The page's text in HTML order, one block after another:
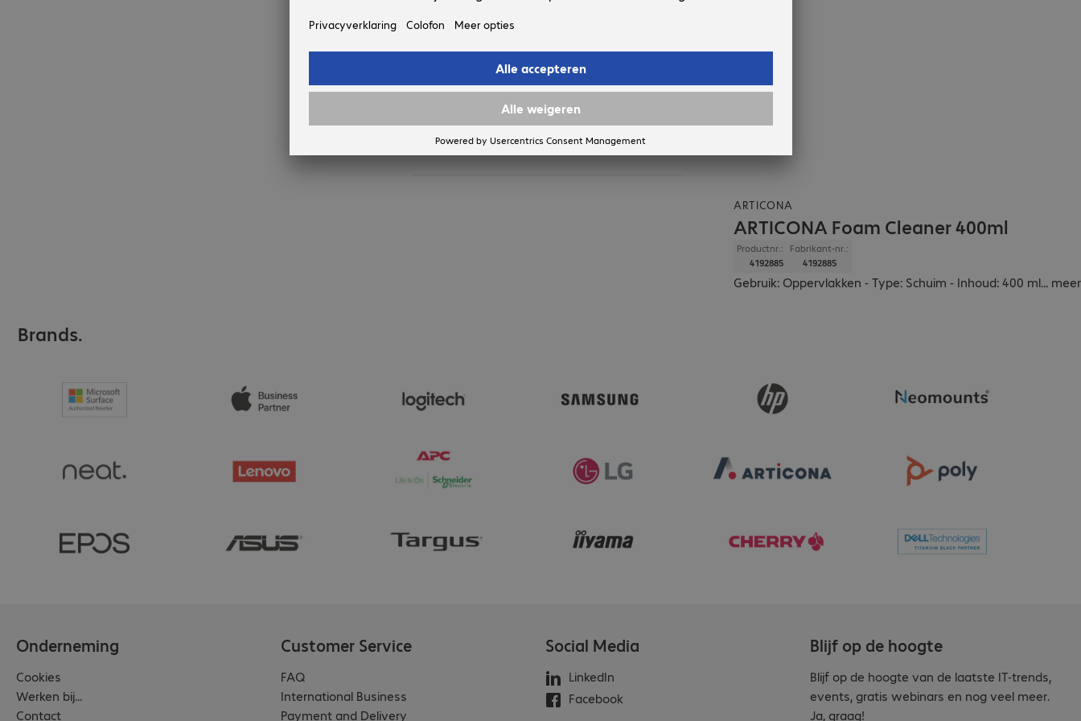
ARTICONA
ARTICONA Foam Cleaner 400ml
Productnr.:
4192885
Fabrikant-nr.:
4192885
Gebruik: Oppervlakken - Type: Schuim - Inhoud: 400 ml... meer
Retouren
Speciale maatwerkproducten,
licentieproducten en B-goederen kunnen
niet worden geretourneerd. Bepaalde
producten moeten om hygiënische redenen
in de ongeopende/verzegelde originele
verpakking worden geretourneerd.
Brands.
Onderneming
Cookies
Werken bij...
Contact
Customer Service
FAQ
International Business
Payment and Delivery
Social Media
LinkedIn
Facebook
Blijf op de hoogte
Blijf op de hoogte van de laatste IT-trends,
events, gratis webinars en nog veel meer.
Ja, graag!